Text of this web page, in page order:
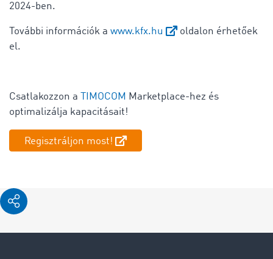
2024-ben.
További információk a www.kfx.hu
oldalon érhetőek
el.
Csatlakozzon a TIMOCOM Marketplace-hez és
optimalizálja kapacitásait!
Regisztráljon most!